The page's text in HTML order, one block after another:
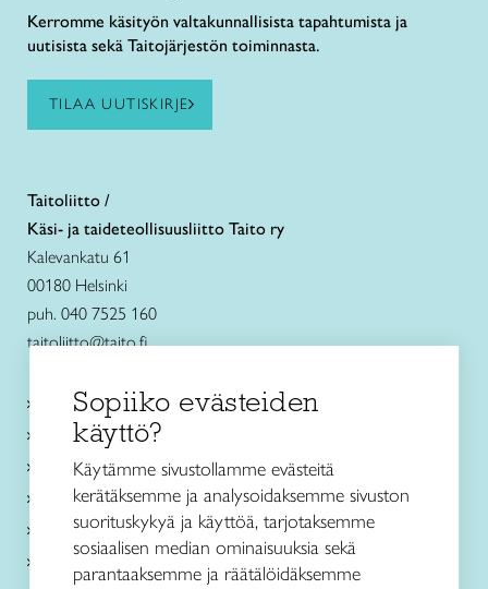
Kerromme käsityön valtakunnallisista tapahtumista ja
uutisista sekä Taitojärjestön toiminnasta.
TILAA UUTISKIRJE
Taitoliitto /
Käsi- ja taideteollisuusliitto Taito ry
Kalevankatu 61
00180 Helsinki
puh. 040 7525 160
taitoliitto@taito.fi
Käsityökurssit ja koulutus
Ajankohtaista
Käsityöohjeet
Me olemme Taito
Paikallinen toiminta
Verkkokaupat
Sopiiko evästeiden
käyttö?
Käytämme sivustollamme evästeitä
kerätäksemme ja analysoidaksemme sivuston
suorituskykyä ja käyttöä, tarjotaksemme
sosiaalisen median ominaisuuksia sekä
parantaaksemme ja räätälöidäksemme